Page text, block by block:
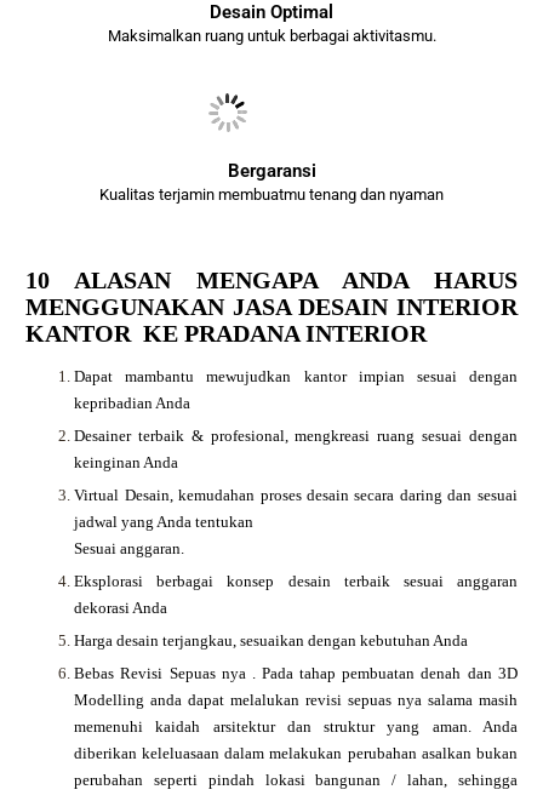
Desain Optimal
Maksimalkan ruang untuk berbagai aktivitasmu.
Bergaransi
Kualitas terjamin membuatmu tenang dan nyaman
10 ALASAN MENGAPA ANDA HARUS
MENGGUNAKAN JASA DESAIN INTERIOR
KANTOR KE PRADANA INTERIOR
Dapat mambantu mewujudkan kantor impian sesuai dengan
kepribadian Anda
Desainer terbaik & profesional, mengkreasi ruang sesuai dengan
keinginan Anda
Virtual Desain, kemudahan proses desain secara daring dan sesuai
jadwal yang Anda tentukan
Sesuai anggaran.
Eksplorasi berbagai konsep desain terbaik sesuai anggaran
dekorasi Anda
Harga desain terjangkau, sesuaikan dengan kebutuhan Anda
Bebas Revisi Sepuas nya . Pada tahap pembuatan denah dan 3D
Modelling anda dapat melalukan revisi sepuas nya salama masih
memenuhi kaidah arsitektur dan struktur yang aman. Anda
diberikan keleluasaan dalam melakukan perubahan asalkan bukan
perubahan seperti pindah lokasi bangunan / lahan, sehingga